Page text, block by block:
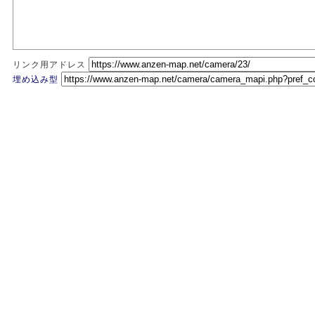
リンク用アドレス
埋め込み型